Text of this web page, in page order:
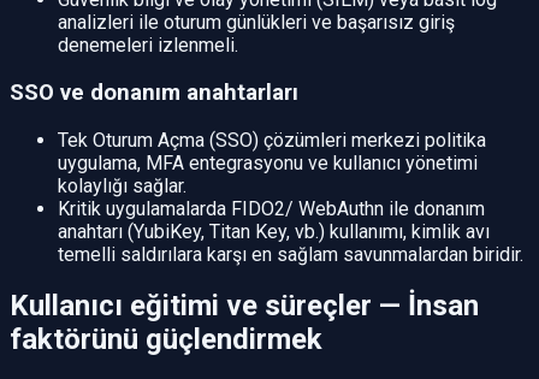
analizleri ile oturum günlükleri ve başarısız giriş
denemeleri izlenmeli.
SSO ve donanım anahtarları
Tek Oturum Açma (SSO) çözümleri merkezi politika
uygulama, MFA entegrasyonu ve kullanıcı yönetimi
kolaylığı sağlar.
Kritik uygulamalarda FIDO2/ WebAuthn ile donanım
anahtarı (YubiKey, Titan Key, vb.) kullanımı, kimlik avı
temelli saldırılara karşı en sağlam savunmalardan biridir.
Kullanıcı eğitimi ve süreçler — İnsan
faktörünü güçlendirmek